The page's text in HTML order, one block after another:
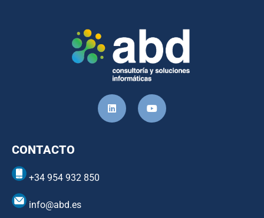
CONTACTO
+34 954 932 850
info@abd.es